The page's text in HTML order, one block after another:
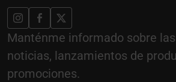
Manténme informado sobre
noticias, lanzamientos de
promociones.